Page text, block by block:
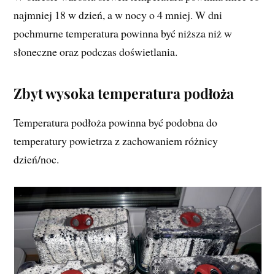
najmniej 18 w dzień, a w nocy o 4 mniej. W dni
pochmurne temperatura powinna być niższa niż w
słoneczne oraz podczas doświetlania.
Zbyt wysoka temperatura podłoża
Temperatura podłoża powinna być podobna do
temperatury powietrza z zachowaniem różnicy
dzień/noc.